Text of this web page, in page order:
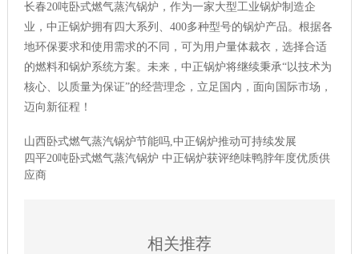
长春20吨卧式燃气蒸汽锅炉，作为一家大型工业锅炉制造企
业，中正锅炉拥有四大系列、400多种型号的锅炉产品。根据各
地环保要求和使用需求的不同，可为用户量体裁衣，选择合适
的燃料和锅炉系统方案。未来，中正锅炉将继续秉承“以技术为
核心、以质量为保证”的经营理念，立足国内，面向国际市场，
迈向新征程！
山西卧式燃气蒸汽锅炉节能吗,中正锅炉推动可持续发展
四平20吨卧式燃气蒸汽锅炉 中正锅炉获评绝味鸭脖年度优质供
应商
相关推荐